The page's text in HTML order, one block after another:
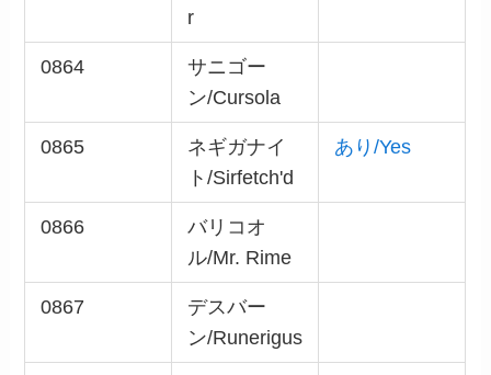
r
0864
サニゴー
ン/Cursola
0865
ネギガナイ
ト/Sirfetch'd
あり/Yes
0866
バリコオ
ル/Mr. Rime
0867
デスバー
ン/Runerigus